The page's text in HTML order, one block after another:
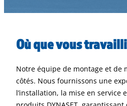
Où que vous
Notre équipe de montage et de
côtés. Nous fournissons une
l’installation, la mise en service